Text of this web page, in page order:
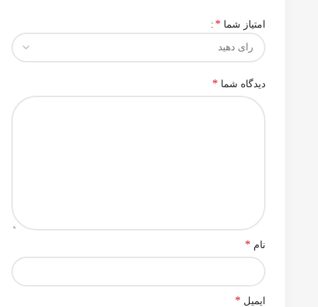
امتیاز شما *
دیدگاه شما *
نام *
ایمیل *